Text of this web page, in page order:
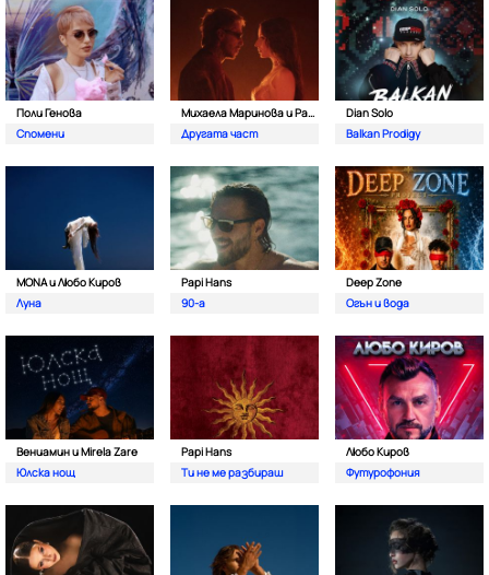
Поли Генова
Спомени
Михаела Маринова и Pavell
Другата част
Dian Solo
Balkan Prodigy
MONA и Любо Киров
Луна
Papi Hans
90-а
Deep Zone
Oгън и вода
Вениамин и Mirela Zare
Юлска нощ
Papi Hans
Ти не ме разбираш
Любо Киров
Футурофония